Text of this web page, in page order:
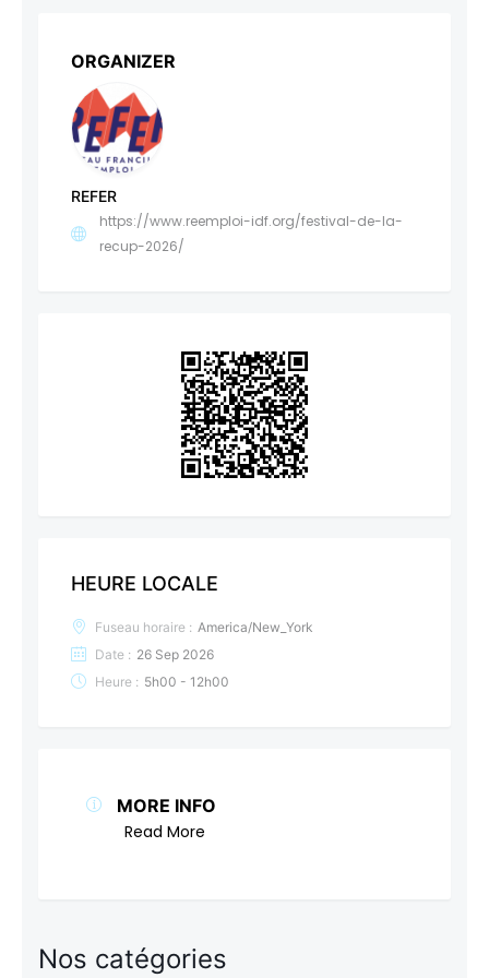
ORGANIZER
REFER
https://www.reemploi-idf.org/festival-de-la-
recup-2026/
HEURE LOCALE
Fuseau horaire : America/New_York
Date : 26 Sep 2026
Heure : 5h00 - 12h00
MORE INFO
Read More
Nos catégories